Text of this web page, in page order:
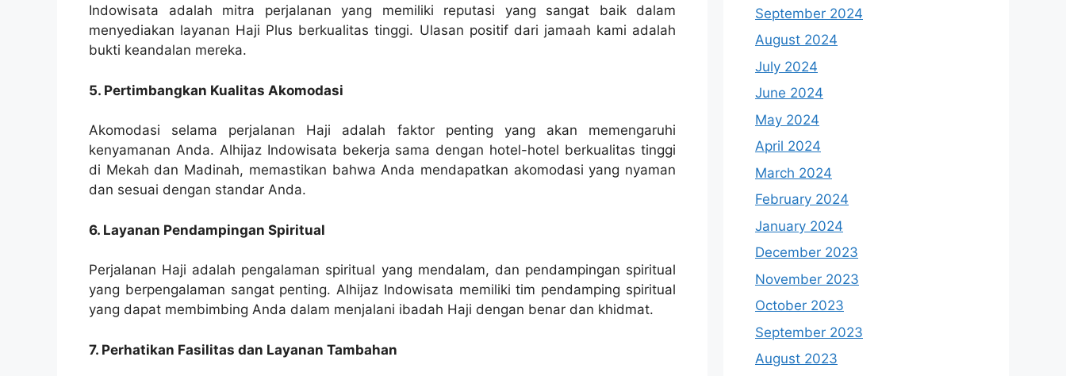
Indowisata adalah mitra perjalanan yang memiliki reputasi yang sangat baik dalam
menyediakan layanan Haji Plus berkualitas tinggi. Ulasan positif dari jamaah kami adalah
bukti keandalan mereka.
5. Pertimbangkan Kualitas Akomodasi
Akomodasi selama perjalanan Haji adalah faktor penting yang akan memengaruhi
kenyamanan Anda. Alhijaz Indowisata bekerja sama dengan hotel-hotel berkualitas tinggi
di Mekah dan Madinah, memastikan bahwa Anda mendapatkan akomodasi yang nyaman
dan sesuai dengan standar Anda.
6. Layanan Pendampingan Spiritual
Perjalanan Haji adalah pengalaman spiritual yang mendalam, dan pendampingan spiritual
yang berpengalaman sangat penting. Alhijaz Indowisata memiliki tim pendamping spiritual
yang dapat membimbing Anda dalam menjalani ibadah Haji dengan benar dan khidmat.
7. Perhatikan Fasilitas dan Layanan Tambahan
September 2024
August 2024
July 2024
June 2024
May 2024
April 2024
March 2024
February 2024
January 2024
December 2023
November 2023
October 2023
September 2023
August 2023